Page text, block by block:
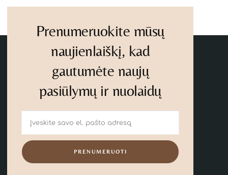
Prenumeruokite mūsų
naujienlaiškį, kad
gautumėte naujų
pasiūlymų ir nuolaidų
PRENUMERUOTI